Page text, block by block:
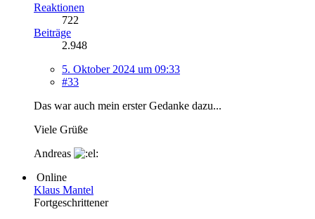
Reaktionen
722
Beiträge
2.948
5. Oktober 2024 um 09:33
#33
Das war auch mein erster Gedanke dazu...
Viele Grüße
Andreas
Online
Klaus Mantel
Fortgeschrittener